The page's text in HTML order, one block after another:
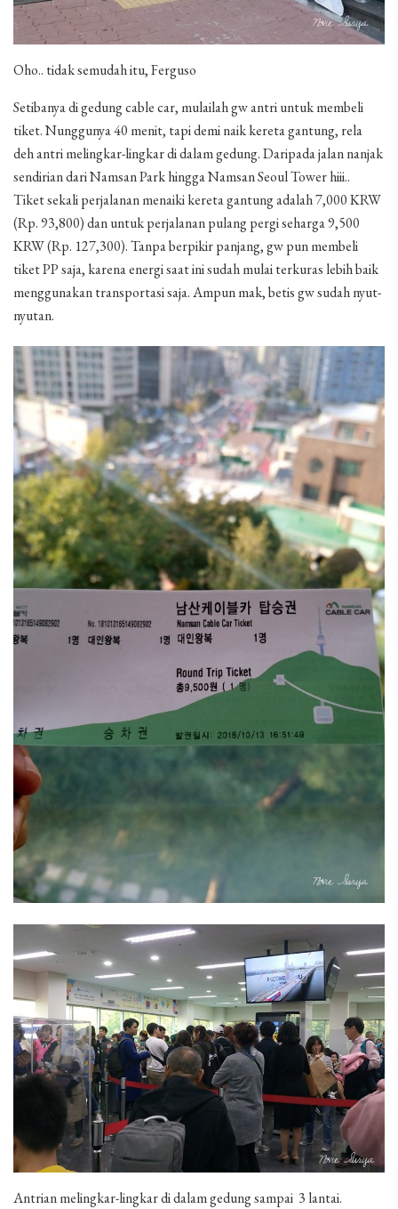
Oho.. tidak semudah itu, Ferguso
Setibanya di gedung cable car, mulailah gw antri untuk membeli
tiket. Nunggunya 40 menit, tapi demi naik kereta gantung, rela
deh antri melingkar-lingkar di dalam gedung. Daripada jalan nanjak
sendirian dari Namsan Park hingga Namsan Seoul Tower hiii..
Tiket sekali perjalanan menaiki kereta gantung adalah 7,000 KRW
(Rp. 93,800) dan untuk perjalanan pulang pergi seharga 9,500
KRW (Rp. 127,300). Tanpa berpikir panjang, gw pun membeli
tiket PP saja, karena energi saat ini sudah mulai terkuras lebih baik
menggunakan transportasi saja. Ampun mak, betis gw sudah nyut-
nyutan.
Antrian melingkar-lingkar di dalam gedung sampai 3 lantai.